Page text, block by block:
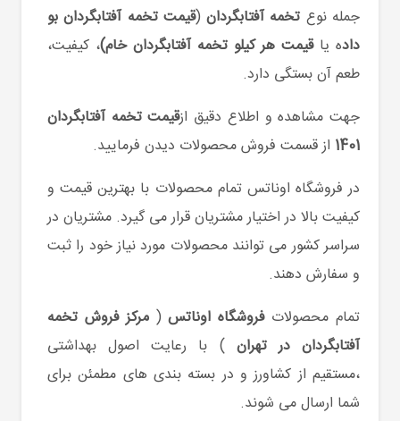
جمله نوع تخمه آفتابگردان (قیمت تخمه آفتابگردان بو
داده یاقیمت هر کیلو تخمه آفتابگردان خام)، کیفیت،
طعم آن بستگی دارد.
جهت مشاهده و اطلاع دقیق ازقیمت تخمه آفتابگردان
1401 از قسمت فروش محصولات دیدن فرمایید.
در فروشگاه اوناتس تمام محصولات با بهترین قیمت و
کیفیت بالا در اختیار مشتریان قرار می گیرد. مشتریان در
سراسر کشور می توانند محصولات مورد نیاز خود را ثبت
و سفارش دهند.
تمام محصولات فروشگاه اوناتس ( مرکز فروش تخمه
آفتابگردان در تهران) با رعایت اصول بهداشتی
،مستقیم از کشاورز و در بسته بندی های مطمئن برای
شما ارسال می شوند.